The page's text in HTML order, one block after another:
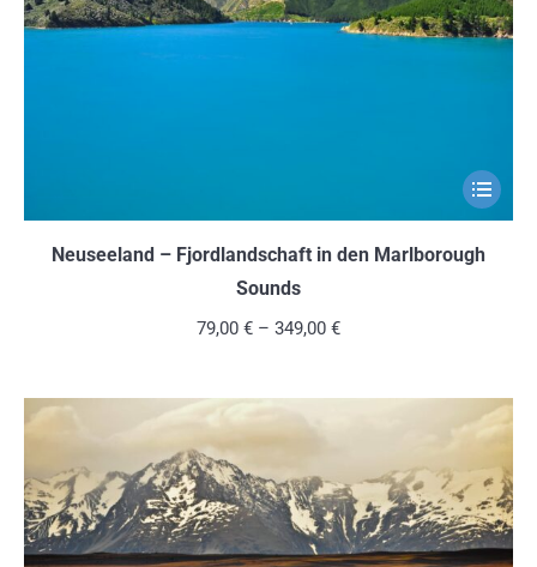
auf
der
Dieses
Produkt
weist
Optionen
auf
der
Neuseeland – Fjordlandschaft in den Marlborough
Sounds
79,00 € – 349,00 €